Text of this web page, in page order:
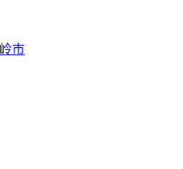
市